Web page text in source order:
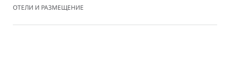
ОТЕЛИ И РАЗМЕЩЕНИЕ